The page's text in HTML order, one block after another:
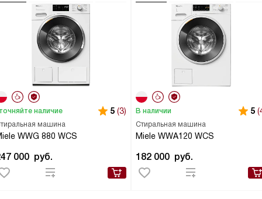
машина
WWG 880 WCS
наличие 5 (3)
000 руб.
Стиральная машина
Miele WWA120 WCS
В наличии 5
182 000 руб.